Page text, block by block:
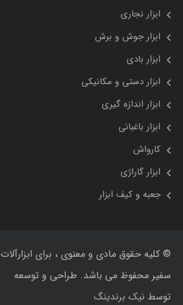
ابزار نجاری
ابزار جوش و برش
ابزار بادی
ابزار دستی و مکانیکی
ابزار اندازه گیری
ابزار باغبانی
کارواش
ابزار گاراژی
جعبه و کیف ابزار
© کلیه حقوق مادی و معنوی ، برای ابزارآلات
سفیر محفوظ می باشد. طراحی و توسعه
توسط نیک برندینگ